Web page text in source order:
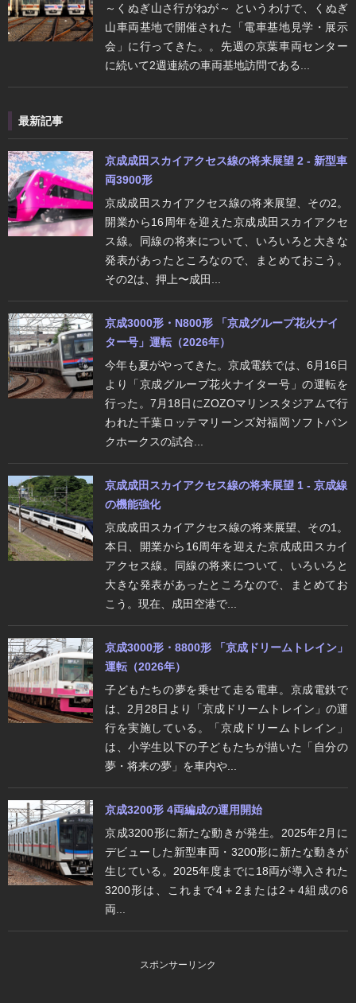
～くぬぎ山さ行がねが～ というわけで、くぬぎ
山車両基地で開催された「電車基地見学・展示
会」に行ってきた。。先週の京葉車両センター
に続いて2週連続の車両基地訪問である...
最新記事
京成成田スカイアクセス線の将来展望 2 - 新型車
両3900形
京成成田スカイアクセス線の将来展望、その2。
開業から16周年を迎えた京成成田スカイアクセ
ス線。同線の将来について、いろいろと大きな
発表があったところなので、まとめておこう。
その2は、押上〜成田...
京成3000形・N800形 「京成グループ花火ナイ
ター号」運転（2026年）
今年も夏がやってきた。京成電鉄では、6月16日
より「京成グループ花火ナイター号」の運転を
行った。7月18日にZOZOマリンスタジアムで行
われた千葉ロッテマリーンズ対福岡ソフトバン
クホークスの試合...
京成成田スカイアクセス線の将来展望 1 - 京成線
の機能強化
京成成田スカイアクセス線の将来展望、その1。
本日、開業から16周年を迎えた京成成田スカイ
アクセス線。同線の将来について、いろいろと
大きな発表があったところなので、まとめてお
こう。現在、成田空港で...
京成3000形・8800形 「京成ドリームトレイン」
運転（2026年）
子どもたちの夢を乗せて走る電車。京成電鉄で
は、2月28日より「京成ドリームトレイン」の運
行を実施している。「京成ドリームトレイン」
は、小学生以下の子どもたちが描いた「自分の
夢・将来の夢」を車内や...
京成3200形 4両編成の運用開始
京成3200形に新たな動きが発生。2025年2月に
デビューした新型車両・3200形に新たな動きが
生じている。2025年度までに18両が導入された
3200形は、これまで4＋2または2＋4組成の6
両...
スポンサーリンク